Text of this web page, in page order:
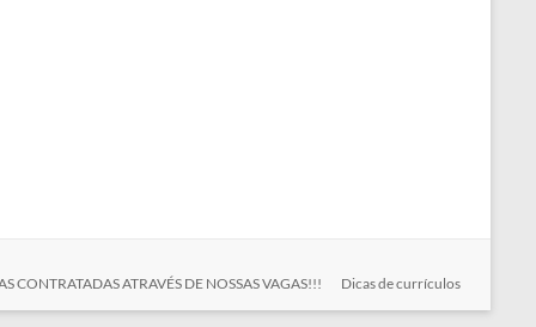
CONTRATADAS ATRAVÉS DE NOSSAS VAGAS!!! Dicas de currículos